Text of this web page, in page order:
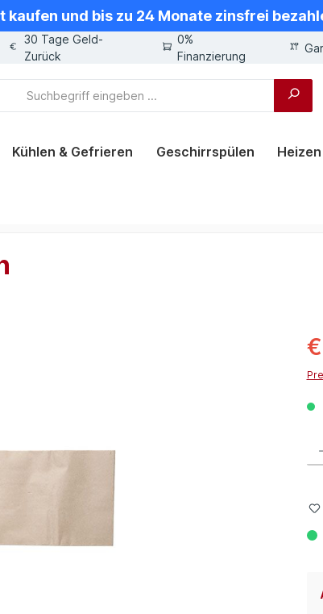
kaufen und bis zu 24 Monate zinsfrei
30 Tage Geld-
Zurück
0%
Finanzierung
Kühlen & Gefrieren Geschirrspülen